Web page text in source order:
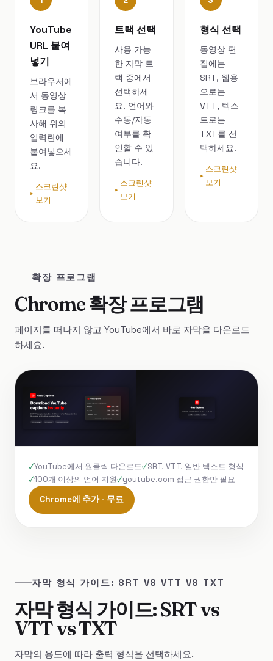
YouTube
URL 붙여
넣기
브라우저에
서 동영상
링크를 복
사해 위의
입력란에
붙여넣으세
요.
스크린샷
보기
트랙 선택
사용 가능
한 자막 트
랙 중에서
선택하세
요. 언어와
수동/자동
여부를 확
인할 수 있
습니다.
스크린샷
보기
형식 선택
동영상 편
집에는
SRT, 웹용
으로는
VTT, 텍스
트로는
TXT를 선
택하세요.
스크린샷
보기
확장 프로그램
Chrome 확장 프로그램
페이지를 떠나지 않고 YouTube에서 바로 자막을 다운로드
하세요.
YouTube에서 원클릭 다운로드
SRT, VTT, 일반 텍스트 형식
100개 이상의 언어 지원
youtube.com 접근 권한만 필요
Chrome에 추가 - 무료
자막 형식 가이드: SRT VS VTT VS TXT
자막 형식 가이드: SRT vs
VTT vs TXT
자막의 용도에 따라 출력 형식을 선택하세요.